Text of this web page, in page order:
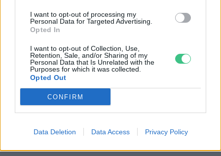
I want to opt-out of processing my
Personal Data for Targeted Advertising.
Opted In
I want to opt-out of Collection, Use,
Retention, Sale, and/or Sharing of my
Personal Data that Is Unrelated with the
Purposes for which it was collected.
Opted Out
CONFIRM
Data Deletion Data Access Privacy Policy
A trágyától a tollig mindent
felhasználnak – interjú a Master
Good vezetőjével
Sápi Zsófia
2025-ben megújul a termelők
védelme